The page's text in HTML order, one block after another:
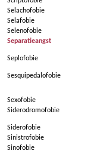
Selachofobie
Selafobie
Selenofobie
Separatieangst
Seplofobie
Sesquipedalofobie
Sexofobie
Siderodromofobie
Siderofobie
Sinistrofobie
Sinofobie